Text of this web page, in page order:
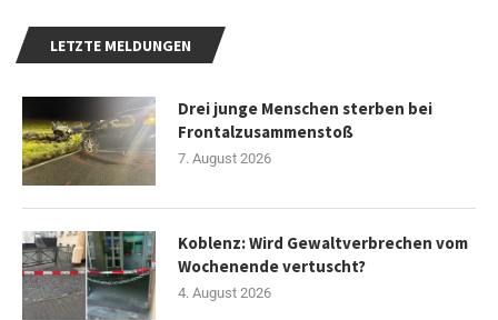
LETZTE MELDUNGEN
Drei junge Menschen sterben bei
Frontalzusammenstoß
7. August 2026
Koblenz: Wird Gewaltverbrechen vom
Wochenende vertuscht?
4. August 2026